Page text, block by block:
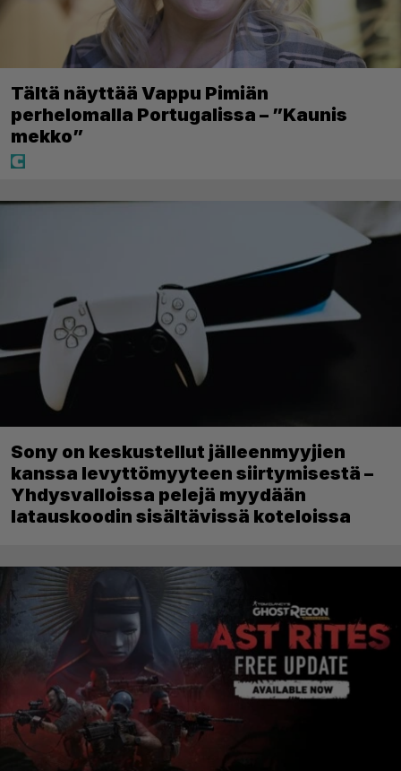
Tältä näyttää Vappu Pimiän
perhelomalla Portugalissa – ”Kaunis
mekko”
Sony on keskustellut jälleenmyyjien
kanssa levyttömyyteen siirtymisestä –
Yhdysvalloissa pelejä myydään
latauskoodin sisältävissä koteloissa